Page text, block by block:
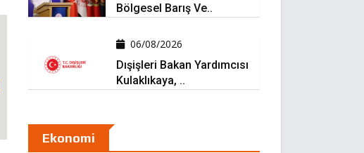
Bölgesel Barış Ve..
06/08/2026
Dışişleri Bakan Yardımcısı
Kulaklıkaya, ..
Ekonomi